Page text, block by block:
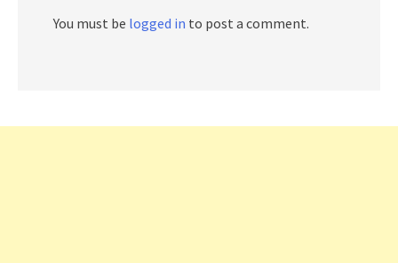
You must be logged in to post a comment.